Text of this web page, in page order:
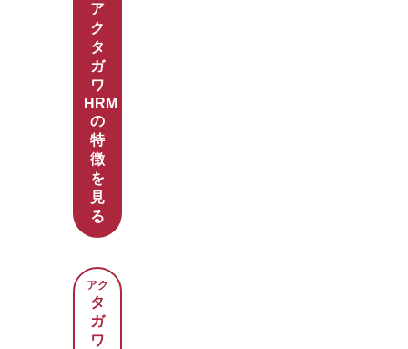
ア
ク
タ
ガ
ワ
HRM
の
特
徴
を
見
る
アク
タ
ガ
ワ